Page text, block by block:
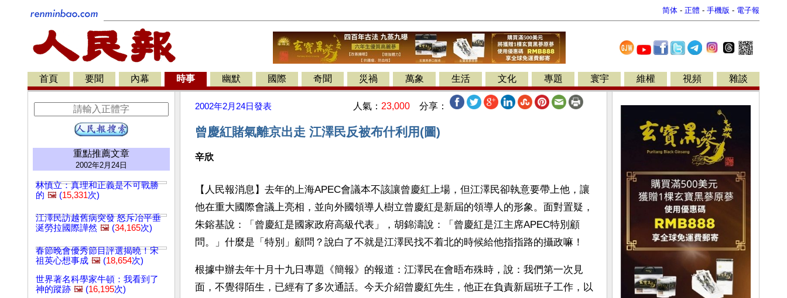
简体 - 正體 - 手機版 - 電子報
首頁 要聞 內幕 時事 幽默 國際 奇聞 災禍 萬象 生活 文化 專題 寰宇 維權 視頻 雜談
重點推薦文章
2002年2月24日
林慎立：真理和正義是不可戰勝
的 🖼️ (15,331次)
江澤民訪越舊病突發 怒斥冶平垂
涎勞拉國際譁然 🖼️ (34,165次)
春節晚會優秀節目評選揭曉！宋
祖英心想事成 🖼️ (18,654次)
世界著名科學家牛頓：我看到了
神的蹤跡 🖼️ (16,195次)
2002年2月24日發表 人氣： 23,000 分享：
曾慶紅賭氣離京出走 江澤民反被布什利用(圖)
辛欣
【人民報消息】去年的上海APEC會議本不該讓曾慶紅上場，但江澤民卻執意要帶上他，讓
他在重大國際會議上亮相，並向外國領導人樹立曾慶紅是新屆的領導人的形象。面對置疑，
朱鎔基說：「曾慶紅是國家政府高級代表」，胡錦濤說：「曾慶紅是江主席APEC特別顧
問。」什麼是「特別」顧問？說白了不就是江澤民找不着北的時候給他指指路的攝政嘛！
根據中辦去年十月十九日專題《簡報》的報道：江澤民在會晤布殊時，說：我們第一次見
面，不覺得陌生，已經有了多次通話。今天介紹曾慶紅先生，他正在負責新屆班子工作，以